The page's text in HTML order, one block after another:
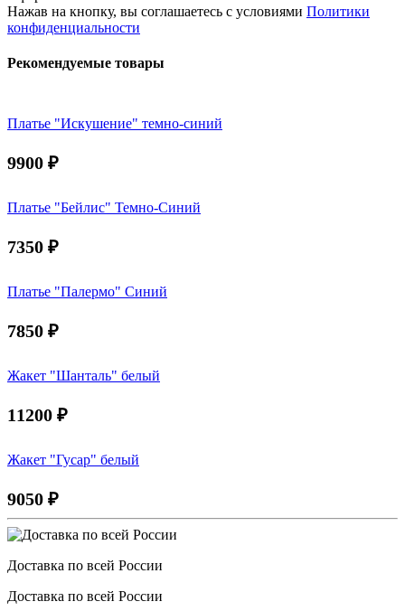
Нажав на кнопку, вы соглашаетесь с условиями Политики
конфиденциальности
Рекомендуемые товары
Платье "Искушение" темно-синий
9900 ₽
Платье "Бейлис" Темно-Синий
7350 ₽
Платье "Палермо" Синий
7850 ₽
Жакет "Шанталь" белый
11200 ₽
Жакет "Гусар" белый
9050 ₽
Доставка по всей России
Доставка по всей России